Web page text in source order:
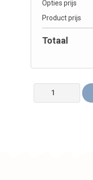
Opties prijs
Product prijs
Totaal